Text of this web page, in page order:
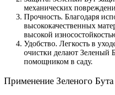
механических
Прочность. Благодаря
высококачественных
высокой
Удобство. Легкость в
очистки делают Зеленый
помощником в саду.
Применение Зеленого Бута